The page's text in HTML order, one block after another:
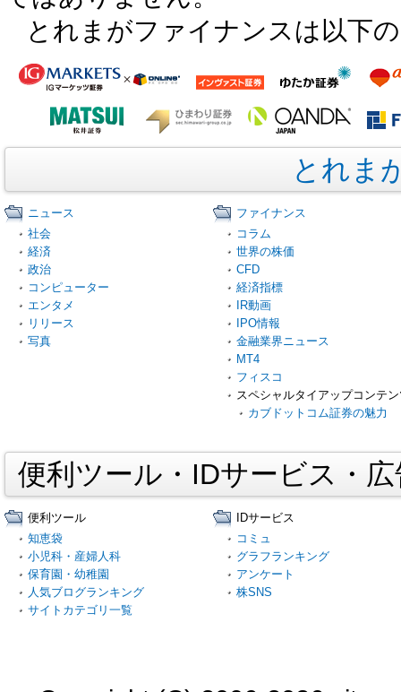
とれまがファイナンスは以下
とれま
ニュース
社会
経済
政治
コンピューター
エンタメ
リリース
写真
ファイナンス
コラム
世界の株価
CFD
経済指標
IR動画
IPO情報
金融業界ニュース
MT4
フィスコ
スペシャルタイアップコンテ
カブドットコム証券の魅力
便利ツール・IDサービス・
便利ツール
知恵袋
小児科・産婦人科
保育園・幼稚園
人気ブログランキング
サイトカテゴリ一覧
IDサービス
コミュ
グラフランキング
アンケート
株SNS